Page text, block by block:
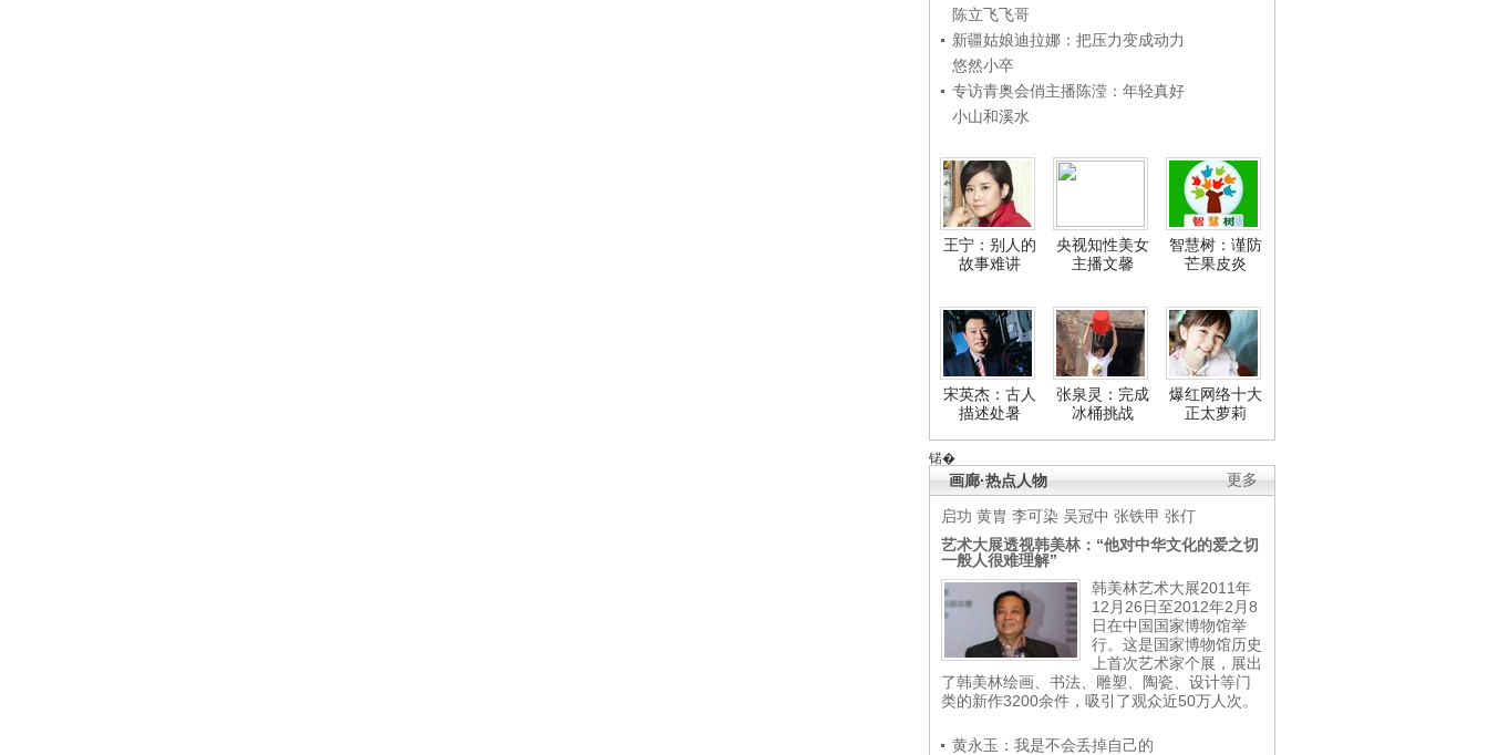
陈立飞飞哥
新疆姑娘迪拉娜：把压力变成动力
悠然小卒
专访青奥会俏主播陈滢：年轻真好
小山和溪水
王宁：别人的
故事难讲
央视知性美女
主播文馨
智慧树：谨防
芒果皮炎
宋英杰：古人
描述处暑
张泉灵：完成
冰桶挑战
爆红网络十大
正太萝莉
锘�
更多
画廊·热点人物
启功 黄胄 李可染 吴冠中 张铁甲 张仃
艺术大展透视韩美林：“他对中华文化的爱之切
一般人很难理解”
韩美林艺术大展2011年
12月26日至2012年2月8
日在中国国家博物馆举
行。这是国家博物馆历史
上首次艺术家个展，展出
了韩美林绘画、书法、雕塑、陶瓷、设计等门
类的新作3200余件，吸引了观众近50万人次。
黄永玉：我是不会丢掉自己的